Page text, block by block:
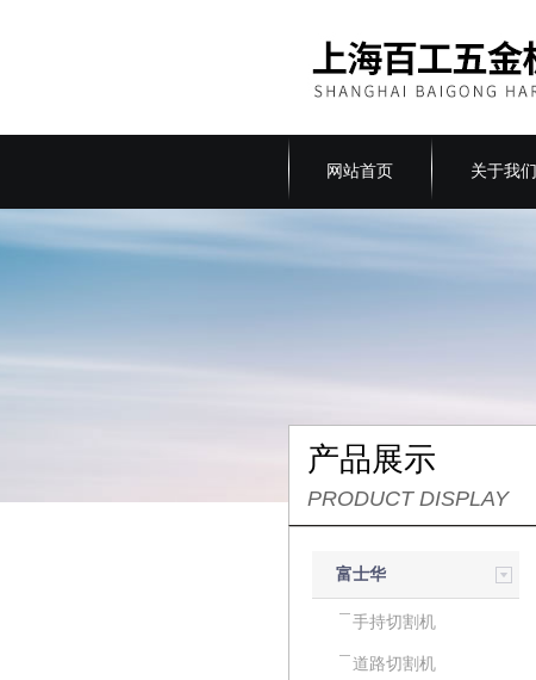
网站首页 关于我们
产品展示
PRODUCT DISPLAY
富士华
husqvarna建筑
产品
手持切割机
道路切割机